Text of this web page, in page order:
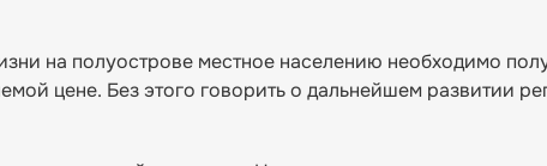
на полуострове местное населению необходимо
цене. Без этого говорить о дальнейшем развитии